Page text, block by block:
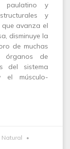
paulatino y
y
avanza el
disminuye la
de muchas
órganos de
del sistema
el músculo-
Natural